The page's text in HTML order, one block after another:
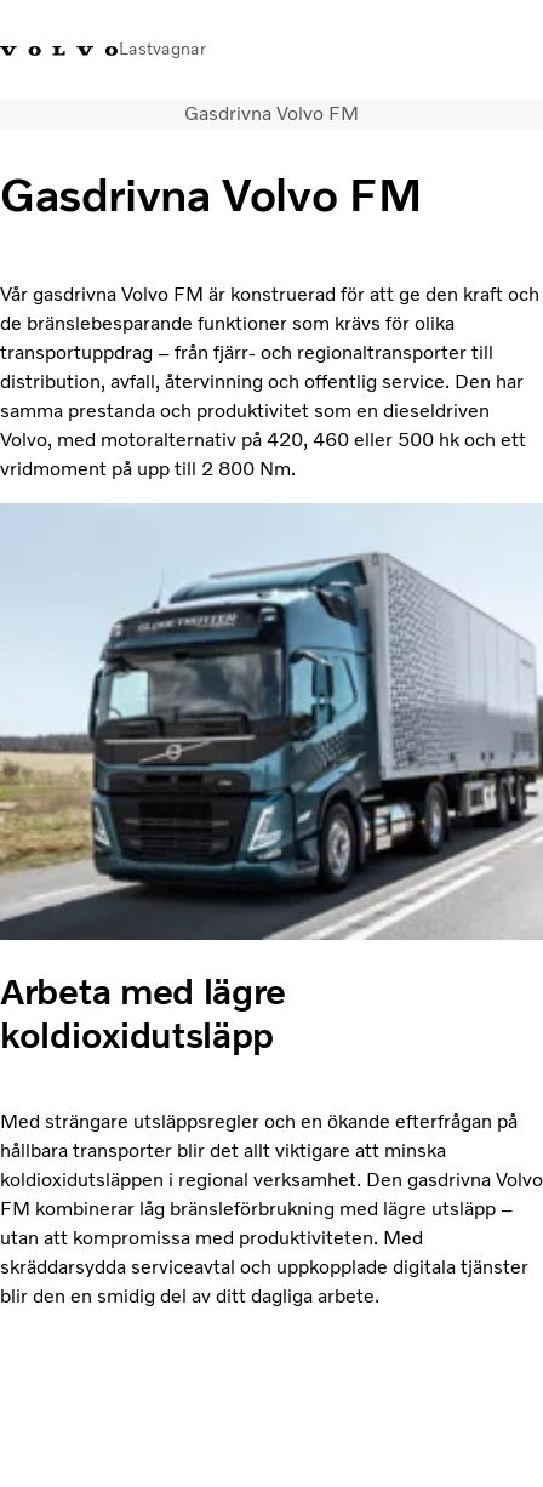
Lastvagnar
Volvo Trucks Merchandise
Lastbilar
Nyheter
Om oss
Kontakta oss
Gasdrivna Volvo FM
Gasdrivna Volvo FM
Vår gasdrivna Volvo FM är konstruerad för att ge den kraft och
de bränslebesparande funktioner som krävs för olika
transportuppdrag – från fjärr- och regionaltransporter till
distribution, avfall, återvinning och offentlig service. Den har
samma prestanda och produktivitet som en dieseldriven
Volvo, med motoralternativ på 420, 460 eller 500 hk och ett
vridmoment på upp till 2 800 Nm.
Arbeta med lägre
koldioxidutsläpp
Med strängare utsläppsregler och en ökande efterfrågan på
hållbara transporter blir det allt viktigare att minska
koldioxidutsläppen i regional verksamhet. Den gasdrivna Volvo
FM kombinerar låg bränsleförbrukning med lägre utsläpp –
utan att kompromissa med produktiviteten. Med
skräddarsydda serviceavtal och uppkopplade digitala tjänster
blir den en smidig del av ditt dagliga arbete.